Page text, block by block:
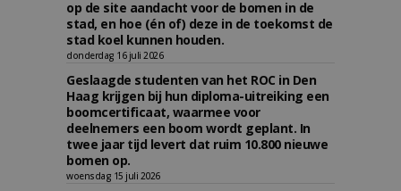
op de site aandacht voor de bomen in de
stad, en hoe (én of) deze in de toekomst de
stad koel kunnen houden.
donderdag 16 juli 2026
Geslaagde studenten van het ROC in Den
Haag krijgen bij hun diploma-uitreiking een
boomcertificaat, waarmee voor
deelnemers een boom wordt geplant. In
twee jaar tijd levert dat ruim 10.800 nieuwe
bomen op.
woensdag 15 juli 2026